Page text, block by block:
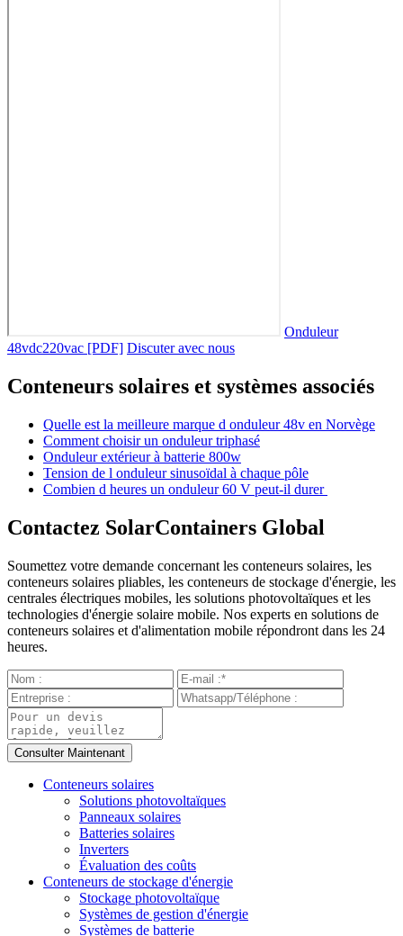
Onduleur
48vdc220vac [PDF] Discuter avec nous
Conteneurs solaires et systèmes associés
Quelle est la meilleure marque d onduleur 48v en Norvège
Comment choisir un onduleur triphasé
Onduleur extérieur à batterie 800w
Tension de l onduleur sinusoïdal à chaque pôle
Combien d heures un onduleur 60 V peut-il durer
Contactez SolarContainers Global
Soumettez votre demande concernant les conteneurs solaires, les
conteneurs solaires pliables, les conteneurs de stockage d'énergie, les
centrales électriques mobiles, les solutions photovoltaïques et les
technologies d'énergie solaire mobile. Nos experts en solutions de
conteneurs solaires et d'alimentation mobile répondront dans les 24
heures.
Conteneurs solaires
Solutions photovoltaïques
Panneaux solaires
Batteries solaires
Inverters
Évaluation des coûts
Conteneurs de stockage d'énergie
Stockage photovoltaïque
Systèmes de gestion d'énergie
Systèmes de batterie